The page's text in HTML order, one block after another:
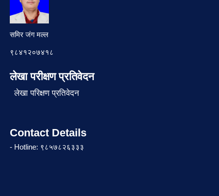
समिर जंग मल्ल
९८४१२०७४१८
लेखा परीक्षण प्रतिवेदन
लेखा परिक्षण प्रतिवेदन
Contact Details
- Hotline: ९८५७८२६३३३